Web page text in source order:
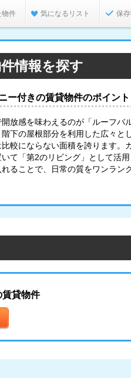
物件 気になるリスト 保
情報を探す
ー付きの賃貸物件のポイント
放感を味わえるのが「ルーフバ
下の屋根部分を利用した広々と
較にならない面積を誇ります。
て「第2のリビング」として活
ることで、日常の質をワンラン
賃貸物件